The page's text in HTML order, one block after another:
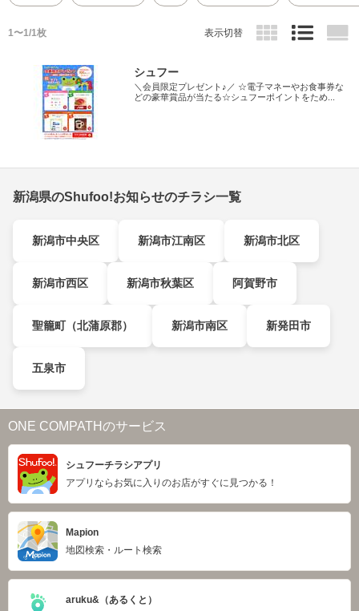
1〜1/1枚 表示切替
シュフー
＼会員限定プレゼント♪／ ☆電子マネーやお食事券な
どの豪華賞品が当たる☆シュフーポイントをため...
新潟県のShufoo!お知らせのチラシ一覧
新潟市中央区 新潟市江南区 新潟市北区
新潟市西区 新潟市秋葉区 阿賀野市
聖籠町（北蒲原郡） 新潟市南区 新発田市
五泉市
ONE COMPATHのサービス
シュフーチラシアプリ
アプリならお気に入りのお店がすぐに見つかる！
Mapion
地図検索・ルート検索
aruku&（あるくと）